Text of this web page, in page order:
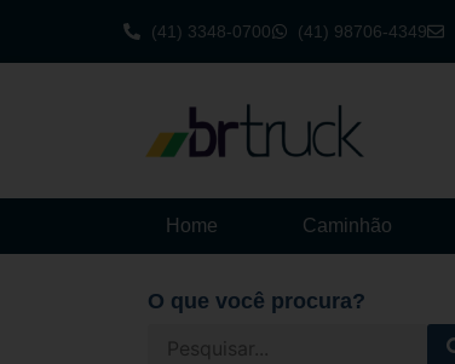
(41) 3348-0700 (41) 98706-4349
Home Caminhão
O que você procura?